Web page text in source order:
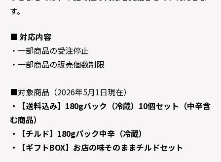
す。
■ 対応内容
・一部商品の受注停止
・一部商品の販売個数制限
■対象商品（2026年5月1日現在）
・【送料込み】180gパック（冷蔵）10個セット（中辛含
む商品）
・【チルド】180gパック中辛（冷蔵）
・【ギフトBOX】お店の味そのままチルドセット